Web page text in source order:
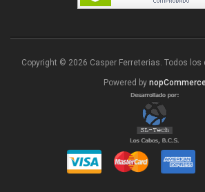
Copyright © 2026 Casper Ferreterias. Todos
Powered by